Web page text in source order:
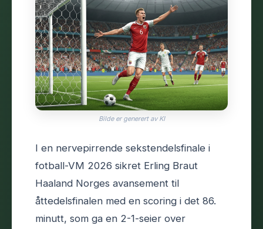
Bilde er generert av KI
I en nervepirrende sekstendelsfinale i
fotball-VM 2026 sikret Erling Braut
Haaland Norges avansement til
åttedelsfinalen med en scoring i det 86.
minutt, som ga en 2-1-seier over